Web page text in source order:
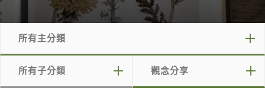
所有主分類
所有主分類
所有子分類 觀念分享